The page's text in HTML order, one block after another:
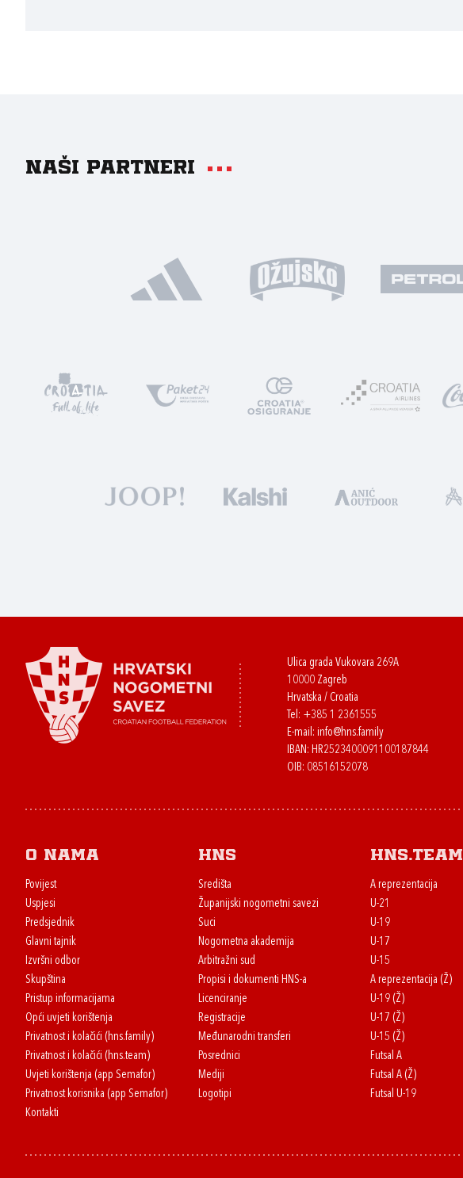
Naši partneri
Ulica grada Vukovara 269A
10000 Zagreb
Hrvatska / Croatia
Tel: +385 1 2361555
E-mail: info@hns.family
IBAN: HR2523400091100187844
OIB: 08516152078
O nama
Povijest
Uspjesi
Predsjednik
Glavni tajnik
Izvršni odbor
Skupština
Pristup informacijama
Opći uvjeti korištenja
Privatnost i kolačići (hns.family)
Privatnost i kolačići (hns.team)
Uvjeti korištenja (app Semafor)
Privatnost korisnika (app Semafor)
Kontakti
HNS
Središta
Županijski nogometni savezi
Suci
Nogometna akademija
Arbitražni sud
Propisi i dokumenti HNS-a
Licenciranje
Registracije
Međunarodni transferi
Posrednici
Mediji
Logotipi
HNS.team
A reprezentacija
U-21
U-19
U-17
U-15
A reprezentacija (Ž)
U-19 (Ž)
U-17 (Ž)
U-15 (Ž)
Futsal A
Futsal A (Ž)
Futsal U-19